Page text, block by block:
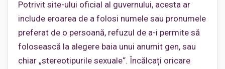
Potrivit site-ului oficial al guvernului, acesta ar
include eroarea de a folosi numele sau pronumele
preferat de o persoană, refuzul de a-i permite să
folosească la alegere baia unui anumit gen, sau
chiar „stereotipurile sexuale“. Încălcați oricare